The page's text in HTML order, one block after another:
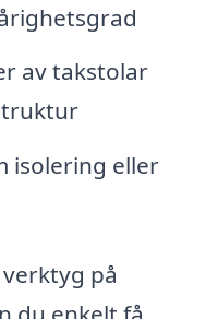
av takstolar
isolering eller
på